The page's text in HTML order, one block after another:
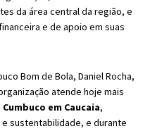
da área central da região, e
e de apoio em suas
Bom de Bola, Daniel Rocha,
atende hoje mais
Cumbuco em Caucaia,
sustentabilidade, e durante